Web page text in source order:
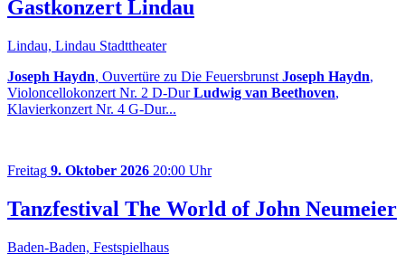
Gastkonzert Lindau
Lindau, Lindau Stadttheater
Joseph Haydn, Ouvertüre zu Die Feuersbrunst Joseph Haydn,
Violoncellokonzert Nr. 2 D-DurLudwig van Beethoven,
Klavierkonzert Nr. 4 G-Dur...
Freitag 9. Oktober 2026 20:00 Uhr
Tanzfestival The World of John Neumeier
Baden-Baden, Festspielhaus